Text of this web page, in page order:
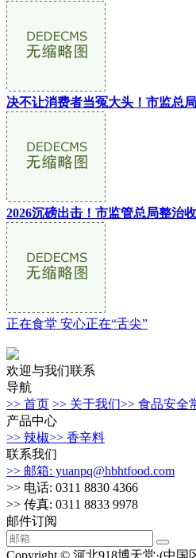
决不让消费者当冤大头！市监总
2026沉磅出击！市监管总局整治
正在食堂 安心正在“舌尖”
欢迎与我们联系
导航
>> 首页 >> 关于我们>> 食品安全
产品中心
>> 辣椒>> 香辛料
联系我们
>> 邮箱: yuanpq@hbhtfood.com
>> 电话: 0311 8830 4366
>> 传真: 0311 8833 9978
邮件订阅
Copyright © 河北918博天堂·(中